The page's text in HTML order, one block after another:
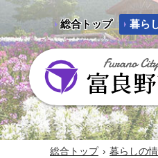
総合トップ 暮ら
富良野市 - Frano City
総合トップ › 暮らしの